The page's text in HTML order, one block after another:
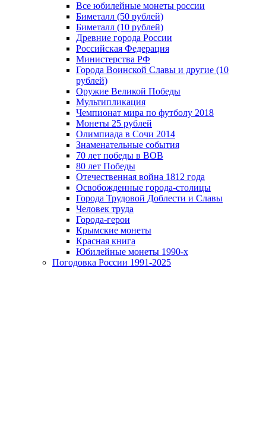
Все юбилейные монеты россии
Биметалл (50 рублей)
Биметалл (10 рублей)
Древние города России
Российская Федерация
Министерства РФ
Города Воинской Славы и другие (10
рублей)
Оружие Великой Победы
Мультипликация
Чемпионат мира по футболу 2018
Монеты 25 рублей
Олимпиада в Сочи 2014
Знаменательные события
70 лет победы в ВОВ
80 лет Победы
Отечественная война 1812 года
Освобожденные города-столицы
Города Трудовой Доблести и Славы
Человек труда
Города-герои
Крымские монеты
Красная книга
Юбилейные монеты 1990-х
Погодовка России 1991-2025